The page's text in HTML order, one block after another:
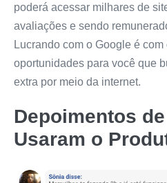
poderá acessar milhares de
avaliações e sendo
Lucrando com o Google é
oportunidades para você que
extra por meio da internet.
Depoimentos
Usaram o